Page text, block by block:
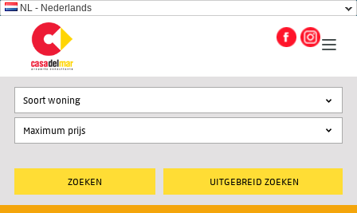
NL - Nederlands
UITGEBREID ZOEKEN
Soort woning